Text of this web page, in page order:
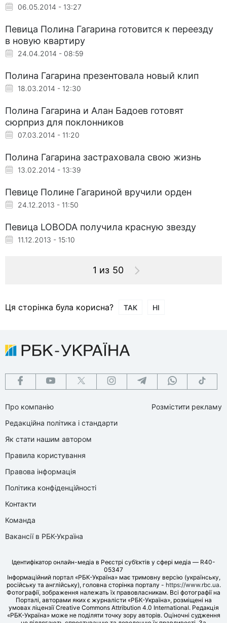
06.05.2014 - 13:27
Певица Полина Гагарина готовится к переезду
в новую квартиру
24.04.2014 - 08:59
Полина Гагарина презентовала новый клип
18.03.2014 - 12:30
Полина Гагарина и Алан Бадоев готовят
сюрприз для поклонников
07.03.2014 - 11:20
Полина Гагарина застраховала свою жизнь
13.02.2014 - 13:39
Певице Полине Гагариной вручили орден
24.12.2013 - 11:50
Певица LOBODA получила красную звезду
11.12.2013 - 15:10
1 из 50
Ця сторінка була корисна? ТАК НІ
Про компанію
Редакційна політика і стандарти
Як стати нашим автором
Правила користування
Правова інформація
Політика конфіденційності
Контакти
Команда
Вакансії в РБК-Україна
Розмістити рекламу
Ідентифікатор онлайн-медіа в Реєстрі суб’єктів у сфері медіа — R40-
05347
Інформаційний портал «РБК-Україна» має тримовну версію (українську,
російську та англійську), головна сторінка порталу - https://www.rbc.ua.
Фотографії, зображення належать їх правовласникам. Всі фотографії на
Порталі, авторами яких є журналісти «РБК-Україна», розміщені на
умовах ліцензії Creative Commons Attribution 4.0 International. Редакція
«РБК-Україна» може не поділяти точку зору авторів. Оціночні судження